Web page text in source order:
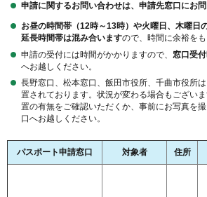
申請に関するお問い合わせは、申請先窓口にお問
お昼の時間帯（12時～13時）や火曜日、木曜日
延長時間帯は混み合いますので、時間に余裕をも
申請の受付には時間がかかりますので、
窓口受
へお越しください。
長野窓口、松本窓口、飯田市役所、千曲市役所
置されております。状況が変わる場合もござい
置の有無をご確認いただくか、事前にお写真を
口へお越しください。
パスポート申請窓口 対象者 住所